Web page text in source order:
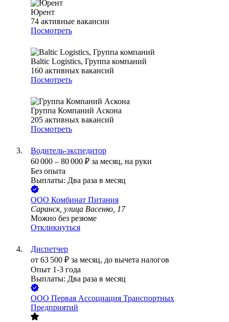
Юрент
74 активные вакансии
Посмотреть
Baltic Logistics, Группа компаний
160 активных вакансий
Посмотреть
Группа Компаний Аскона
205 активных вакансий
Посмотреть
Водитель-экспедитор
60 000 – 80 000 ₽ за месяц, на руки
Без опыта
Выплаты: Два раза в месяц
ООО Комбинат Питания
Саранск, улица Васенко, 17
Можно без резюме
Откликнуться
Диспетчер
от 63 500 ₽ за месяц, до вычета налогов
Опыт 1-3 года
Выплаты: Два раза в месяц
ООО Первая Ассоциация Транспортных
Предприятий